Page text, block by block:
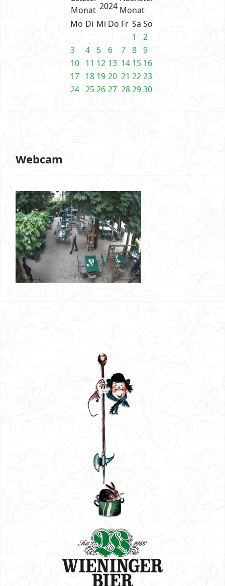
2024
Mo Di Mi Do Fr Sa So
1
2
3
4 5 6 7 8 9
10 11 12 13 14 15 16
17 18 19 20 21 2223
24 2526 27 282930
Webcam